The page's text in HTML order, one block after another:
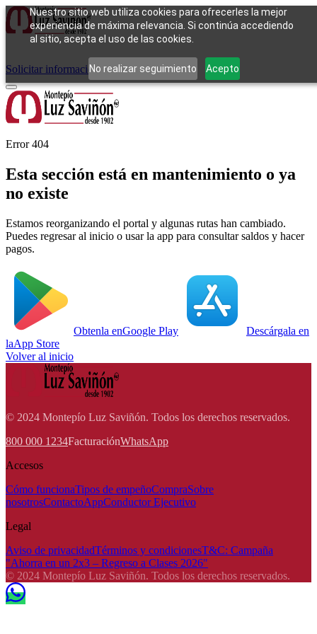
Nuestro sitio web utiliza cookies para ofrecerles la mejor
experiencia de máxima relevancia. Si continúa accediendo
al sitio, acepta el uso de las cookies.
No realizar seguimiento Acepto
Cómo funcionaTipos de empeñoCompraContacto
Solicitar información Iniciar sesión
Error 404
Esta sección está en mantenimiento o ya
no existe
Estamos reorganizando el portal y algunas rutas han cambiado.
Puedes regresar al inicio o usar la app para consultar saldos y hacer
pagos.
Obtenla enGoogle Play
Descárgala en
laApp Store
Volver al inicio
© 2024 Montepío Luz Saviñón. Todos los derechos reservados.
800 000 1234FacturaciónWhatsApp
Accesos
Cómo funcionaTipos de empeñoCompraSobre
nosotrosContactoAppConductor Ejecutivo
Legal
Aviso de privacidadTérminos y condicionesT&C: Campaña
"Ahorra en un 2x3 – Regreso a Clases 2026"
© 2024 Montepío Luz Saviñón. Todos los derechos reservados.